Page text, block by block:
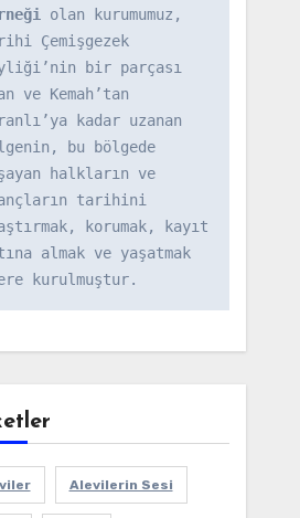
olan kurumumuz,
Çemişgezek
bir parçası
ve Kemah’tan
kadar uzanan
bu bölgede
halkların ve
tarihini
korumak, kayıt
almak ve yaşatmak
kurulmuştur.
Alevilerin Sesi